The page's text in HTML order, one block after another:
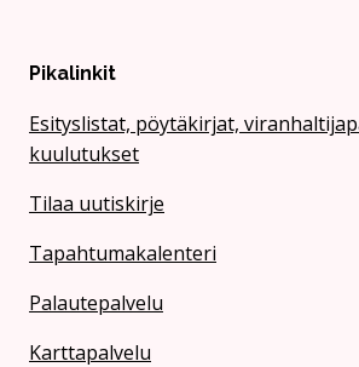
Pikalinkit
Esityslistat, pöytäkirjat,
kuulutukset
Tilaa uutiskirje
Tapahtumakalenteri
Palautepalvelu
Karttapalvelu